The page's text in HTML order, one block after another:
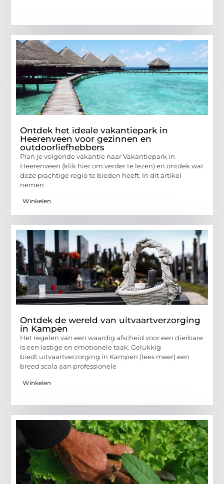
Ontdek het ideale vakantiepark in
Heerenveen voor gezinnen en
outdoorliefhebbers
Plan je volgende vakantie naar Vakantiepark in
Heerenveen (klik hier om verder te lezen) en ontdek wat
deze prachtige regio te bieden heeft. In dit artikel
nemen
Winkelen
Ontdek de wereld van uitvaartverzorging
in Kampen
Het regelen van een waardig afscheid voor een dierbare
is een lastige en emotionele taak. Gelukkig
biedt uitvaartverzorging in Kampen (lees meer) een
breed scala aan professionele
Winkelen